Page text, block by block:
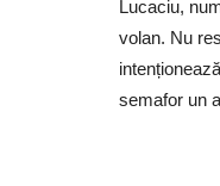
Lucaciu,
volan. Nu
semafor un